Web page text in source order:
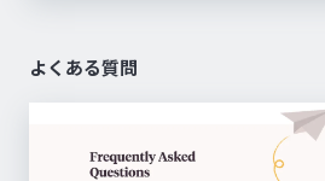
よくある質問